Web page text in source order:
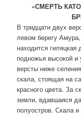
«СМЕРТЬ
В тридцати двух
левом берегу
находится
подножья высокой и
версты ниже
скала, стоящая на
красного цвета. За
земли, вдавшаяся
полуостров. Скала